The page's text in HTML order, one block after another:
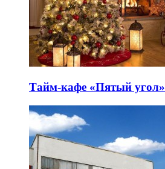
Тайм-кафе «Пятый угол»